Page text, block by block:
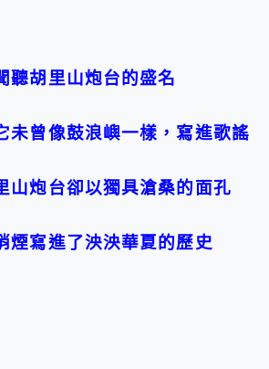
聽胡里山炮台的盛名
未曾像鼓浪嶼一樣，寫進歌謠
山炮台卻以獨具滄桑的面孔
煙寫進了泱泱華夏的歷史